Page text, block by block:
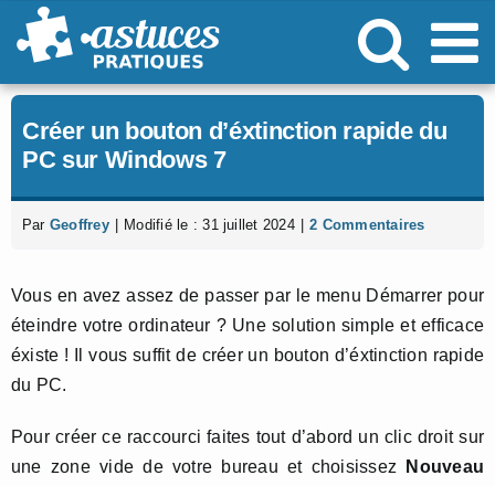
Passer
au
Créer un bouton d’éxtinction rapide du
PC sur Windows 7
Par Geoffrey Modifié le : 31 juillet 2024 2 Commentaires
Vous en avez assez de passer par le menu Démarrer pour
éteindre votre ordinateur ? Une solution simple et efficace
éxiste ! Il vous suffit de créer un bouton d’éxtinction rapide
du PC.
Pour créer ce raccourci faites tout d’abord un clic droit sur
une zone vide de votre bureau et choisissez Nouveau